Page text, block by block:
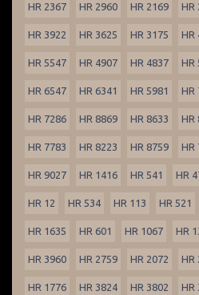
HR 2367 HR 2960 HR 2169 HR
HR 3922 HR 3625 HR 3175 HR
HR 5547 HR 4907 HR 4837 HR
HR 6547 HR 6341 HR 5981 HR
HR 7286 HR 8869 HR 8633 HR
HR 7783 HR 8223 HR 8759 HR
HR 9027 HR 1416 HR 541 HR
HR 12 HR 534 HR 113 HR 521
HR 1635 HR 601 HR 1067 HR
HR 3960 HR 2759 HR 2072 HR
HR 1776 HR 3824 HR 3802 HR